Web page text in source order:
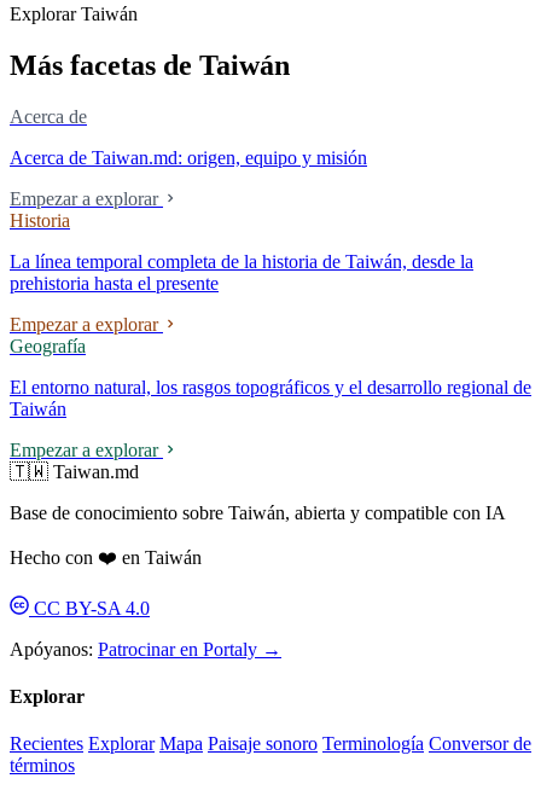
mercado.
Explorar Taiwán
Más facetas de Taiwán
Acerca de
Acerca de Taiwan.md: origen, equipo y misión
Empezar a explorar
Historia
La línea temporal completa de la historia de Taiwán, desde la
prehistoria hasta el presente
Empezar a explorar
Geografía
El entorno natural, los rasgos topográficos y el desarrollo regional de
Taiwán
Empezar a explorar
🇹🇼 Taiwan.md
Base de conocimiento sobre Taiwán, abierta y compatible con IA
Hecho con ❤️ en Taiwán
CC BY-SA 4.0
Apóyanos: Patrocinar en Portaly →
Explorar
Recientes Explorar Mapa Paisaje sonoro Terminología Conversor de
términos